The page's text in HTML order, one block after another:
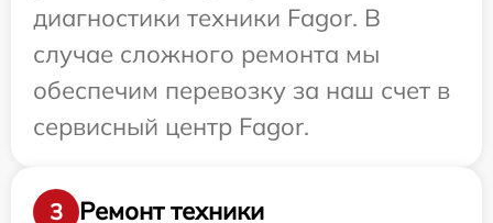
диагностики техники Fagor. В
случае сложного ремонта мы
обеспечим перевозку за наш счет в
сервисный центр Fagor.
3
Ремонт техники